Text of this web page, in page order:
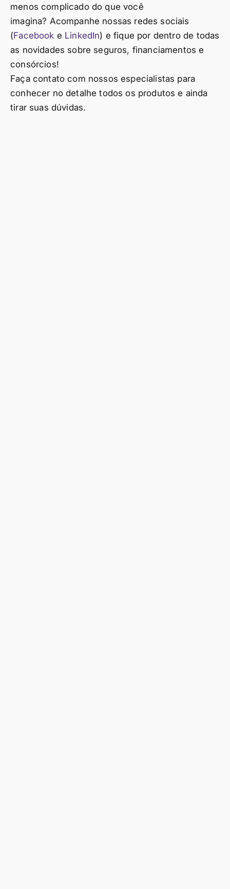
menos complicado do que você
imagina? Acompanhe nossas redes sociais
(Facebook e LinkedIn) e fique por dentro de todas
as novidades sobre seguros, financiamentos e
consórcios!
Faça contato com nossos especialistas para
conhecer no detalhe todos os produtos e ainda
tirar suas dúvidas.